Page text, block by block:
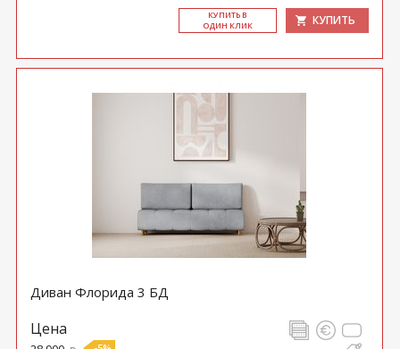
КУ­ПИТЬ В
ОДИН КЛИК
КУПИТЬ
Диван Флорида 3 БД
Цена